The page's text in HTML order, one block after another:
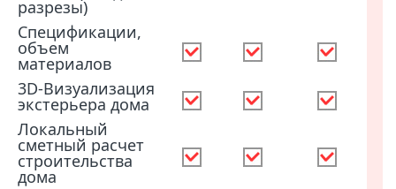
разрезы)
Спецификации,
объем
материалов
3D-Визуализация
экстерьера дома
Локальный
сметный расчет
строительства
дома